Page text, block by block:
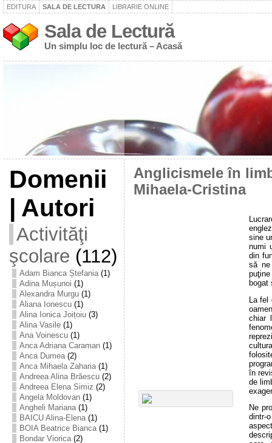
EDITURA SALA DE LECTURA LIBRARIE ONLINE
Sala de Lectură
Un simplu loc de lectură – Acasă
Domenii
| Autori
Activităţi
şcolare (112)
Adam Bianca Ștefania(1)
Adina Mușunoi (1)
Alexandra Murgu(1)
Aliana Ionescu(1)
Alina Ionica Joițoiu(3)
Alina Vasile(1)
Ana Voinescu(1)
Anca Adriana Caraman(1)
Anca Dumea(2)
Anca Mihaela Zaharia(1)
Andreea Alina Brăescu(2)
Andreea Elena Simiz (2)
Angela Moldovan(1)
Angheli Mariana(1)
BAICU Alina-Elena(1)
BOIA Beatrice Bianca(1)
Bondar Viorica(2)
Anglicismele în
Mihaela-Cristina
sine
numi
din
să ne
bogat
La fel
chiar
în
de
Ne
dintr-